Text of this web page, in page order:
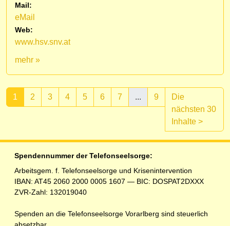
Mail:
eMail
Web:
www.hsv.snv.at
mehr »
1
2 3 4 5 6 7 ... 9
Die
nächsten 30
Inhalte >
Spendennummer der Telefonseelsorge:
Arbeitsgem. f. Telefonseelsorge und Krisenintervention
IBAN: AT45 2060 2000 0005 1607 — BIC: DOSPAT2DXXX
ZVR-Zahl: 132019040
Spenden an die Telefonseelsorge Vorarlberg sind steuerlich